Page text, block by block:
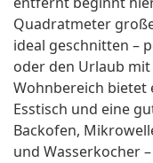
Quadratmeter
ideal geschnitten –
oder den Urlaub
Wohnbereich bietet
Esstisch und eine
Backofen,
und Wasserkocher